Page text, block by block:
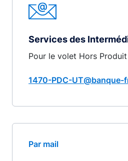
Services des
Pour le volet Hors
1470-PDC-UT@banque-
Par mail